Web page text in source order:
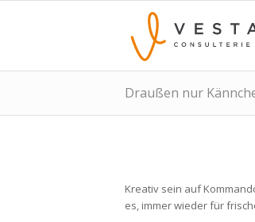
Draußen nur
Kreativ sein auf
es, immer wieder für